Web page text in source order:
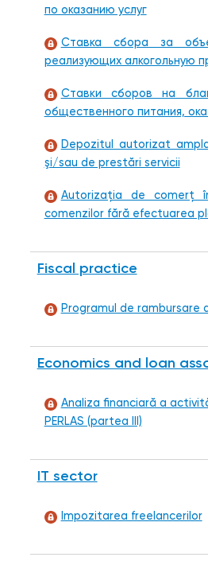
по оказанию услуг
Ставка сбора за
реализующих алкогольную
Ставки сборов на
общественного питания,
Depozitul autorizat
şi/sau de prestări servicii
Autorizația de comerț
comenzilor fără efectuarea
Fiscal practice
Programul de rambursare
Economics and loan
Analiza financiară a
PERLAS (partea III)
IT sector
Impozitarea freelancerilor